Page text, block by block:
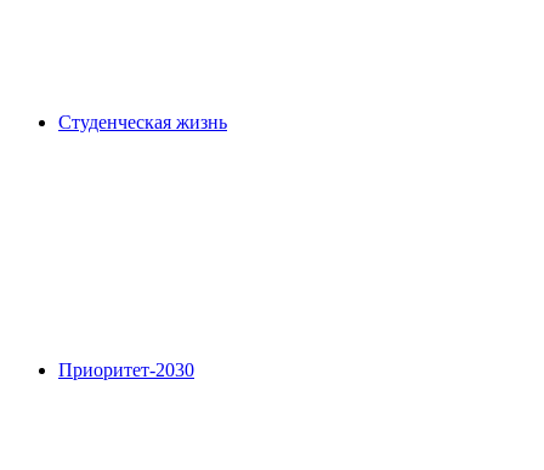
Студенческая жизнь
Приоритет-2030